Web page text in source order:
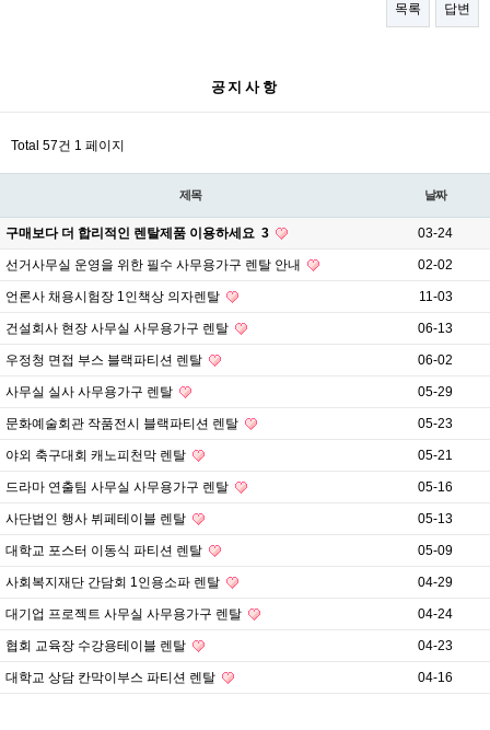
목록 답변
공지사항
Total 57건 1 페이지
제목 날짜
구매보다 더 합리적인 렌탈제품 이용하세요 3 03-24
선거사무실 운영을 위한 필수 사무용가구 렌탈 안내 02-02
언론사 채용시험장 1인책상 의자렌탈 11-03
건설회사 현장 사무실 사무용가구 렌탈 06-13
우정청 면접 부스 블랙파티션 렌탈 06-02
사무실 실사 사무용가구 렌탈 05-29
문화예술회관 작품전시 블랙파티션 렌탈 05-23
야외 축구대회 캐노피천막 렌탈 05-21
드라마 연출팀 사무실 사무용가구 렌탈 05-16
사단법인 행사 뷔페테이블 렌탈 05-13
대학교 포스터 이동식 파티션 렌탈 05-09
사회복지재단 간담회 1인용소파 렌탈 04-29
대기업 프로젝트 사무실 사무용가구 렌탈 04-24
협회 교육장 수강용테이블 렌탈 04-23
대학교 상담 칸막이부스 파티션 렌탈 04-16